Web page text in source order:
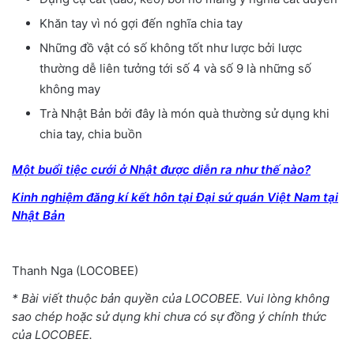
Khăn tay vì nó gợi đến nghĩa chia tay
Những đồ vật có số không tốt như lược bởi lược
thường dễ liên tưởng tới số 4 và số 9 là những số
không may
Trà Nhật Bản bởi đây là món quà thường sử dụng khi
chia tay, chia buồn
Một buổi tiệc cưới ở Nhật được diễn ra như thế nào?
Kinh nghiệm đăng kí kết hôn tại Đại sứ quán Việt Nam tại
Nhật Bản
Thanh Nga (LOCOBEE)
* Bài viết thuộc bản quyền của LOCOBEE. Vui lòng không
sao chép hoặc sử dụng khi chưa có sự đồng ý chính thức
của LOCOBEE.